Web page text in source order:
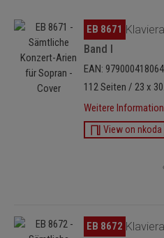
Bildergalerie überspringen
EB 8671
Band I
EAN:
112 Seiten / 23 x
Weitere
View on nkoda
Bildergalerie überspringen
EB 8672